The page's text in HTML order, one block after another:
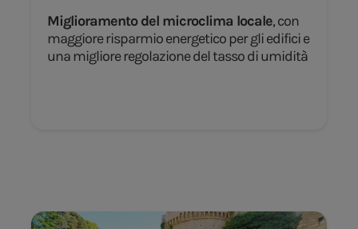
Miglioramento del microclima locale, con
maggiore risparmio energetico per gli edifici e
una migliore regolazione del tasso di umidità